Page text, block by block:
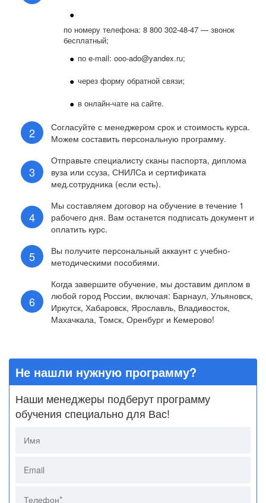
по номеру телефона: 8 800 302-48-47 — звонок
бесплатный;
по e-mail: ooo-ado@yandex.ru;
через форму обратной связи;
в онлайн-чате на сайте.
Согласуйте с менеджером срок и стоимость курса.
Можем составить персональную программу.
Отправьте специалисту сканы паспорта, диплома
вуза или ссуза, СНИЛСа и сертификата
мед.сотрудника (если есть).
Мы составляем договор на обучение в течение 1
рабочего дня. Вам останется подписать документ и
оплатить курс.
Вы получите персональный аккаунт с учебно-
методическими пособиями.
Когда завершите обучение, мы доставим диплом в
любой город России, включая: Барнаул, Ульяновск,
Иркутск, Хабаровск, Ярославль, Владивосток,
Махачкала, Томск, Оренбург и Кемерово!
Не нашли нужную программу?
Наши менеджеры подберут программу
обучения специально для Вас!